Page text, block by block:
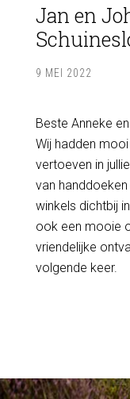
Jan en
9 MEI 2022
Beste Anneke
Wij hadden
vertoeven in
van
winkels dichtbij
ook een mooie
vriendelijke
volgende keer.